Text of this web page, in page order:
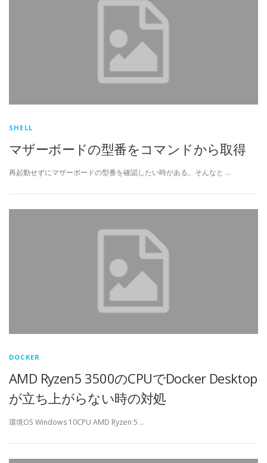
SHELL
マザーボードの型番をコマンドから取得
再起動せずにマザーボードの型番を確認したい時がある。そんなと …
DOCKER
AMD Ryzen5 3500のCPUでDocker Desktop
が立ち上がらない時の対処
環境OS Windows 10CPU AMD Ryzen 5 …